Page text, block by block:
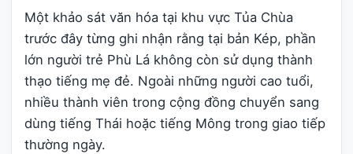
Một khảo sát văn hóa tại khu vực Tủa Chùa
trước đây từng ghi nhận rằng tại bản Kép, phần
lớn người trẻ Phù Lá không còn sử dụng thành
thạo tiếng mẹ đẻ. Ngoài những người cao tuổi,
nhiều thành viên trong cộng đồng chuyển sang
dùng tiếng Thái hoặc tiếng Mông trong giao tiếp
thường ngày.